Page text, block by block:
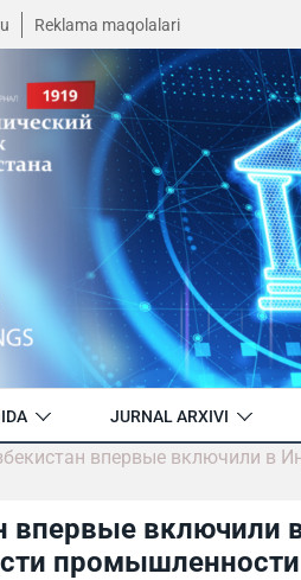
Reklama maqolalari
JURNAL ARXIVI
впервые включили в
впервые включили
промышленности